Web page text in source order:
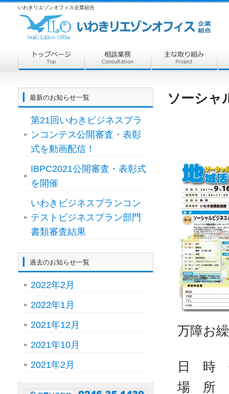
いわきリエゾンオフィス企業組合
ソーシャ
万障お
日 時
場 所
最新のお知らせ一覧
第21回いわきビジネスプラ
ンコンテス公開審査・表彰
式を動画配信！
IBPC2021公開審査・表彰式
を開催
いわきビジネスプランコン
テストビジネスプラン部門
書類審査結果
過去のお知らせ一覧
2022年2月
2022年1月
2021年12月
2021年10月
2021年2月